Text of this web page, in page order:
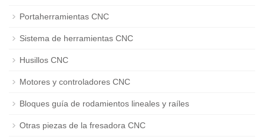
Portaherramientas CNC
Sistema de herramientas CNC
Husillos CNC
Motores y controladores CNC
Bloques guía de rodamientos lineales y raíles
Otras piezas de la fresadora CNC